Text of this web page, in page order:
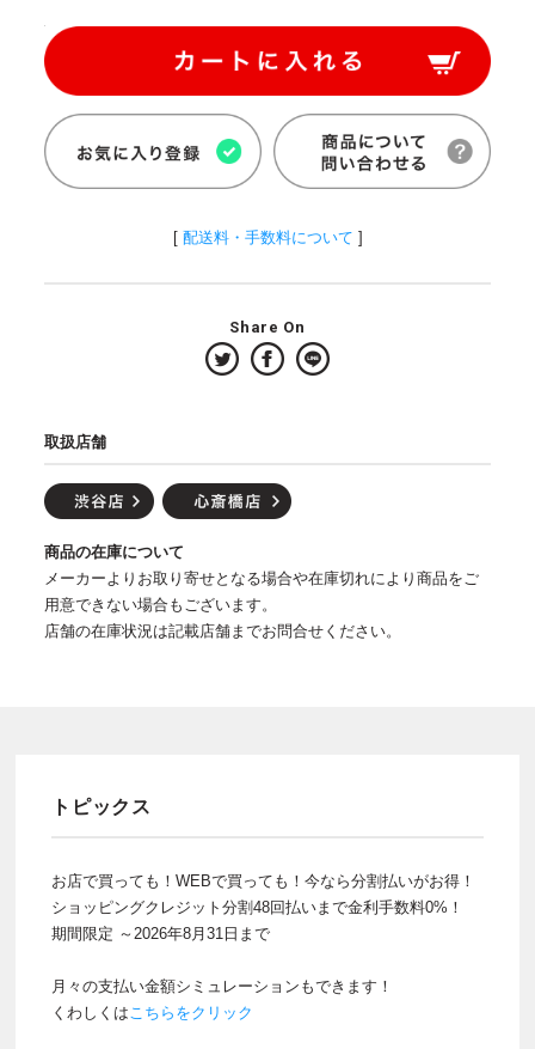
[ 配送料・手数料について ]
Share On
取扱店舗
商品の在庫について
メーカーよりお取り寄せとなる場合や在庫切れにより商品をご
用意できない場合もございます。
店舗の在庫状況は記載店舗までお問合せください。
トピックス
お店で買っても！WEBで買っても！今なら分割払いがお得！
ショッピングクレジット分割48回払いまで金利手数料0%！
期間限定 ～2026年8月31日まで
月々の支払い金額シミュレーションもできます！
くわしくはこちらをクリック